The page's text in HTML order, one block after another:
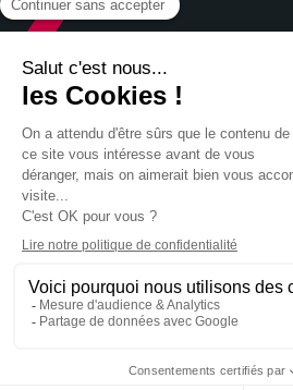
expert comptable
Cabinet comptable Nord Pas de Calais
Expert comptable Marcq en Baroeul
Cabinet comptable Lille
Cabinet comptable Villeneuve d'Ascq
Cabinet comptable Roubaix
Expert comptable Lambersart
Expert comptable Douai